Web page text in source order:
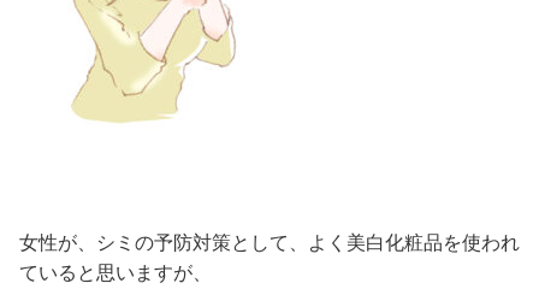
女性が、シミの予防対策として、よく美白化粧品を使われ
ていると思いますが、